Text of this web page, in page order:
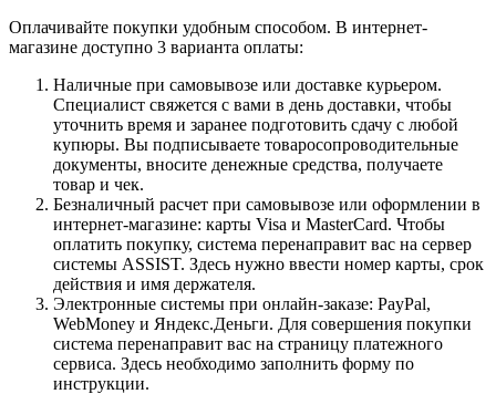
Оплачивайте покупки удобным способом. В интернет-
магазине доступно 3 варианта оплаты:
Наличные при самовывозе или доставке курьером.
Специалист свяжется с вами в день доставки, чтобы
уточнить время и заранее подготовить сдачу с любой
купюры. Вы подписываете товаросопроводительные
документы, вносите денежные средства, получаете
товар и чек.
Безналичный расчет при самовывозе или оформлении в
интернет-магазине: карты Visa и MasterCard. Чтобы
оплатить покупку, система перенаправит вас на сервер
системы ASSIST. Здесь нужно ввести номер карты, срок
действия и имя держателя.
Электронные системы при онлайн-заказе: PayPal,
WebMoney и Яндекс.Деньги. Для совершения покупки
система перенаправит вас на страницу платежного
сервиса. Здесь необходимо заполнить форму по
инструкции.